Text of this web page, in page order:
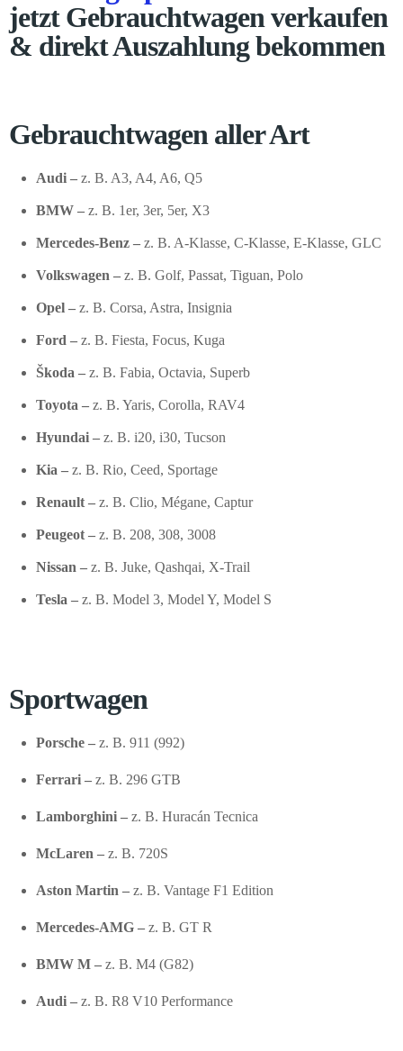
jetzt Gebrauchtwagen verkaufen
& direkt Auszahlung bekommen
Gebrauchtwagen aller Art
Audi – z. B. A3, A4, A6, Q5
BMW – z. B. 1er, 3er, 5er, X3
Mercedes-Benz – z. B. A-Klasse, C-Klasse, E-Klasse, GLC
Volkswagen – z. B. Golf, Passat, Tiguan, Polo
Opel – z. B. Corsa, Astra, Insignia
Ford – z. B. Fiesta, Focus, Kuga
Škoda – z. B. Fabia, Octavia, Superb
Toyota – z. B. Yaris, Corolla, RAV4
Hyundai – z. B. i20, i30, Tucson
Kia – z. B. Rio, Ceed, Sportage
Renault – z. B. Clio, Mégane, Captur
Peugeot – z. B. 208, 308, 3008
Nissan – z. B. Juke, Qashqai, X-Trail
Tesla – z. B. Model 3, Model Y, Model S
Sportwagen
Porsche – z. B. 911 (992)
Ferrari – z. B. 296 GTB
Lamborghini – z. B. Huracán Tecnica
McLaren – z. B. 720S
Aston Martin – z. B. Vantage F1 Edition
Mercedes-AMG – z. B. GT R
BMW M – z. B. M4 (G82)
Audi – z. B. R8 V10 Performance